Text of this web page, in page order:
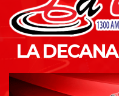
LA